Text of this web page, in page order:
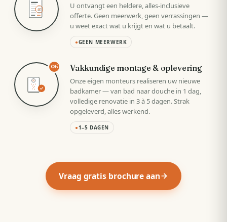
VAST
U ontvangt een heldere, alles-inclusieve
offerte. Geen meerwerk, geen verrassingen —
u weet exact wat u krijgt en wat u betaalt.
●GEEN MEERWERK
05 Vakkundige montage & oplevering
Onze eigen monteurs realiseren uw nieuwe
badkamer — van bad naar douche in 1 dag,
volledige renovatie in 3 à 5 dagen. Strak
opgeleverd, alles werkend.
●1–5 DAGEN
Vraag gratis brochure aan